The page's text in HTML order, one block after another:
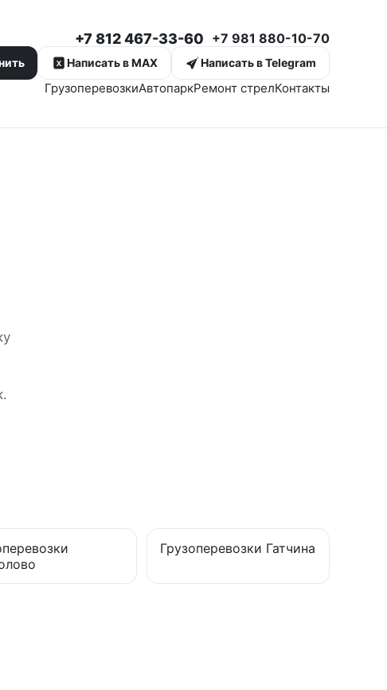
+7 812 467-33-60 +7 981 880-10-70
Написать в MAX Написать в Telegram
ГрузоперевозкиАвтопаркРемонт стрелКонтакты
Грузоперевозки Гатчина